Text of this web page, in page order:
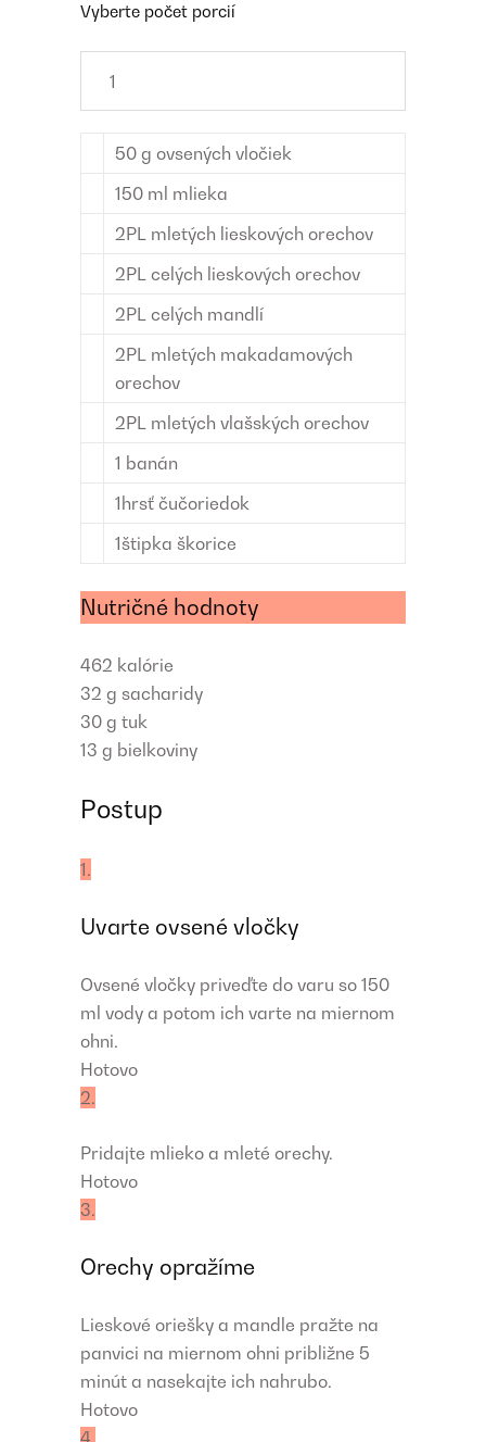
Vyberte počet porcií
50 g ovsených vločiek
150 ml mlieka
2PL mletých lieskových orechov
2PL celých lieskových orechov
2PL celých mandlí
2PL mletých makadamových
orechov
2PL mletých vlašských orechov
1 banán
1 hrsť čučoriedok
1štipka škorice
Nutričné hodnoty
462 kalórie
32 g sacharidy
30 g tuk
13 g bielkoviny
Postup
1.
Uvarte ovsené vločky
Ovsené vločky priveďte do varu so 150
ml vody a potom ich varte na miernom
ohni.
Hotovo
2.
Pridajte mlieko a mleté orechy.
Hotovo
3.
Orechy opražíme
Lieskové oriešky a mandle pražte na
panvici na miernom ohni približne 5
minút a nasekajte ich nahrubo.
Hotovo
4.